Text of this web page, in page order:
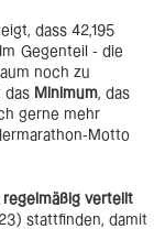
dass 42,195
Gegenteil - die
noch zu
Minimum, das
gerne mehr
Motto
regelmäßig verteilt
stattfinden, damit